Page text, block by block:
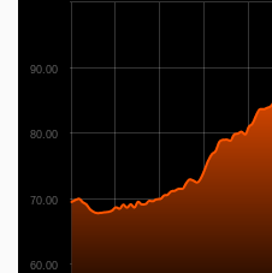
60.00
70.00
80.00
90.00